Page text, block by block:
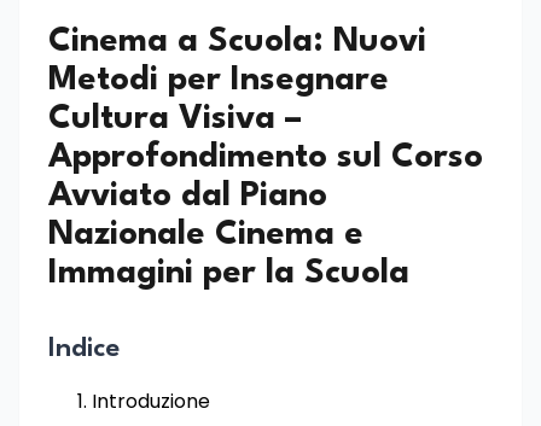
Cinema a Scuola: Nuovi
Metodi per Insegnare
Cultura Visiva –
Approfondimento sul Corso
Avviato dal Piano
Nazionale Cinema e
Immagini per la Scuola
Indice
Introduzione